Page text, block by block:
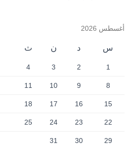
أغسطس 2026
س د ن ث
1
2
3
4
8
9
10
11
15
16
17
18
22
23
24
25
29
30
31